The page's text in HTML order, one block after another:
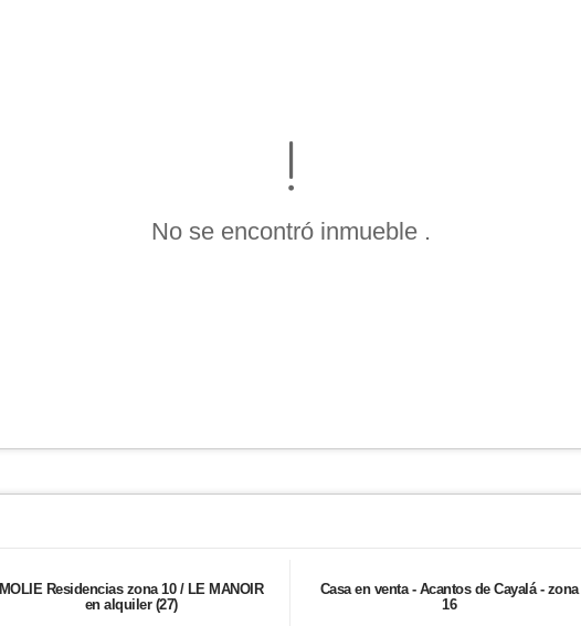
No se encontró inmueble .
MOLIE Residencias zona 10 / LE MANOIR
en alquiler (27)
Casa en venta - Acantos de Cayalá - zona
16